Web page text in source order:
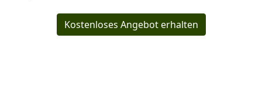
Kostenloses Angebot erhalten